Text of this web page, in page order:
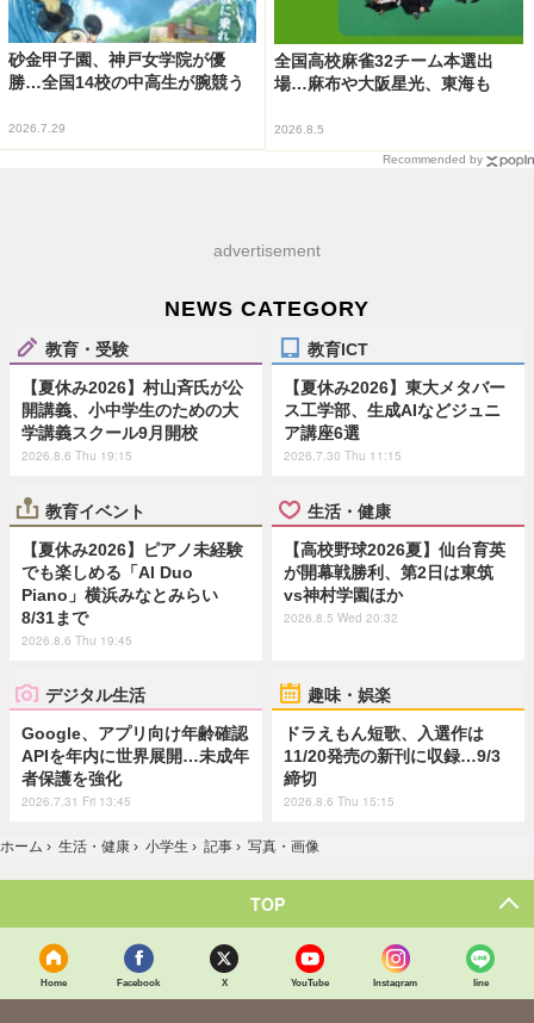
砂金甲子園、神戸女学院が優
勝…全国14校の中高生が腕競う
2026.7.29
全国高校麻雀32チーム本選出
場…麻布や大阪星光、東海も
2026.8.5
Recommended by
advertisement
NEWS CATEGORY
教育・受験
【夏休み2026】村山斉氏が公
開講義、小中学生のための大
学講義スクール9月開校
2026.8.6 Thu 19:15
教育ICT
【夏休み2026】東大メタバー
ス工学部、生成AIなどジュニ
ア講座6選
2026.7.30 Thu 11:15
教育イベント
【夏休み2026】ピアノ未経験
でも楽しめる「AI Duo
Piano」横浜みなとみらい
8/31まで
2026.8.6 Thu 19:45
生活・健康
【高校野球2026夏】仙台育英
が開幕戦勝利、第2日は東筑
vs神村学園ほか
2026.8.5 Wed 20:32
デジタル生活
Google、アプリ向け年齢確認
APIを年内に世界展開…未成年
者保護を強化
2026.7.31 Fri 13:45
趣味・娯楽
ドラえもん短歌、入選作は
11/20発売の新刊に収録…9/3
締切
2026.8.6 Thu 15:15
ホーム › 生活・健康 › 小学生 › 記事 › 写真・画像
TOP
Home Facebook X YouTube Instagram line